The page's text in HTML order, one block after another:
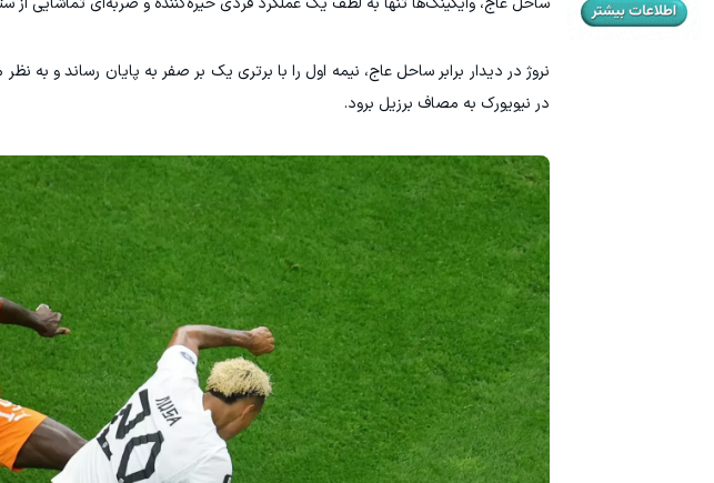
نروژ در دیدار برابر ساحل عاج، نیمه اول را با برتری یک بر صفر به پایان رساند و
در نیویورک به مصاف برزیل برود.